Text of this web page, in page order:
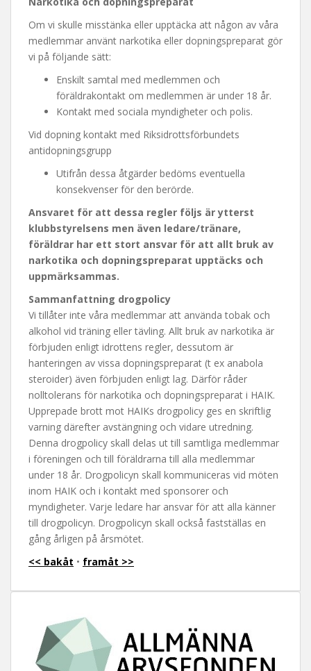
Om vi skulle misstänka eller upptäcka att någon av våra
medlemmar använt narkotika eller dopningspreparat gör
vi på följande sätt:
Enskilt samtal med medlemmen och
föräldrakontakt om medlemmen är under 18 år.
Kontakt med sociala myndigheter och polis.
Vid dopning kontakt med Riksidrottsförbundets
antidopningsgrupp
Utifrån dessa åtgärder bedöms eventuella
konsekvenser för den berörde.
Ansvaret för att dessa regler följs är ytterst
klubbstyrelsens men även ledare/tränare,
föräldrar har ett stort ansvar för att allt bruk av
narkotika och dopningspreparat upptäcks och
uppmärksammas.
Sammanfattning drogpolicy
Vi tillåter inte våra medlemmar att använda tobak och
alkohol vid träning eller tävling. Allt bruk av narkotika är
förbjuden enligt idrottens regler, dessutom är
hanteringen av vissa dopningspreparat (t ex anabola
steroider) även förbjuden enligt lag. Därför råder
nolltolerans för narkotika och dopningspreparat i HAIK.
Upprepade brott mot HAIKs drogpolicy ges en skriftlig
varning därefter avstängning och vidare utredning.
Denna drogpolicy skall delas ut till samtliga medlemmar
i föreningen och till föräldrarna till alla medlemmar
under 18 år. Drogpolicyn skall kommuniceras vid möten
inom HAIK och i kontakt med sponsorer och
myndigheter. Varje ledare har ansvar för att alla känner
till drogpolicyn. Drogpolicyn skall också fastställas en
gång årligen på årsmötet.
<< bakåt • framåt >>